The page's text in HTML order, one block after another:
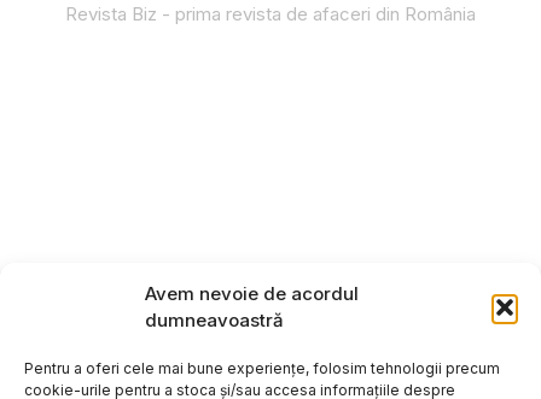
Avem nevoie de acordul
dumneavoastră
Pentru a oferi cele mai bune experiențe, folosim tehnologii precum
cookie-urile pentru a stoca și/sau accesa informațiile despre
Revista Biz - prima revista de afaceri din România